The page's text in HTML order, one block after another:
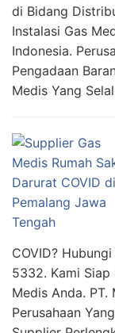
di Bidang
Instalasi Gas
Indonesia.
Pengadaan
Medis Yang
COVID?
5332. Kami Siap
Medis Anda.
Perusahaan